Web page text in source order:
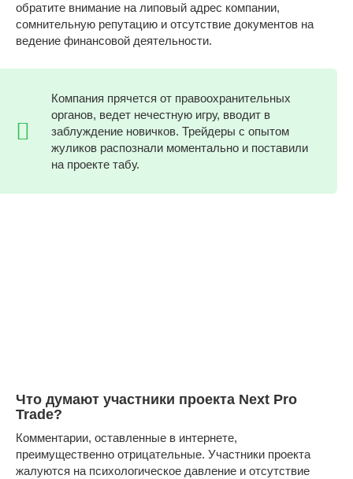
обратите внимание на липовый адрес компании,
сомнительную репутацию и отсутствие документов на
ведение финансовой деятельности.
Компания прячется от правоохранительных
органов, ведет нечестную игру, вводит в
заблуждение новичков. Трейдеры с опытом
жуликов распознали моментально и поставили
на проекте табу.
Что думают участники проекта Next Pro
Trade?
Комментарии, оставленные в интернете,
преимущественно отрицательные. Участники проекта
жалуются на психологическое давление и отсутствие